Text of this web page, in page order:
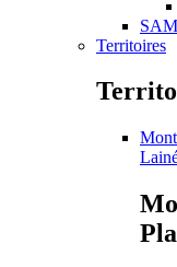
Territoires